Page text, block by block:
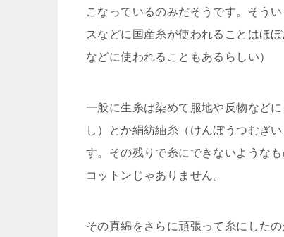
こなっているのみだそうです。そう
スなどに国産糸が使われることはほ
などに使われることもあるらしい）
一般に生糸は染めて服地や反物など
し）とか絹紡紬糸（けんぼうつむぎ
す。その残りで糸にできないような
コットンじゃありません。
その真綿をさらに頑張って糸にした